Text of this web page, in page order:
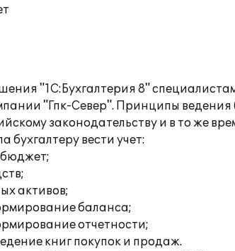
"1С:Бухгалтерия 8"
"Гпк-Север". Принципы
законодательству и в то же
бухгалтеру вести учет:
бюджет;
активов;
баланса;
отчетности;
книг покупок и продаж.